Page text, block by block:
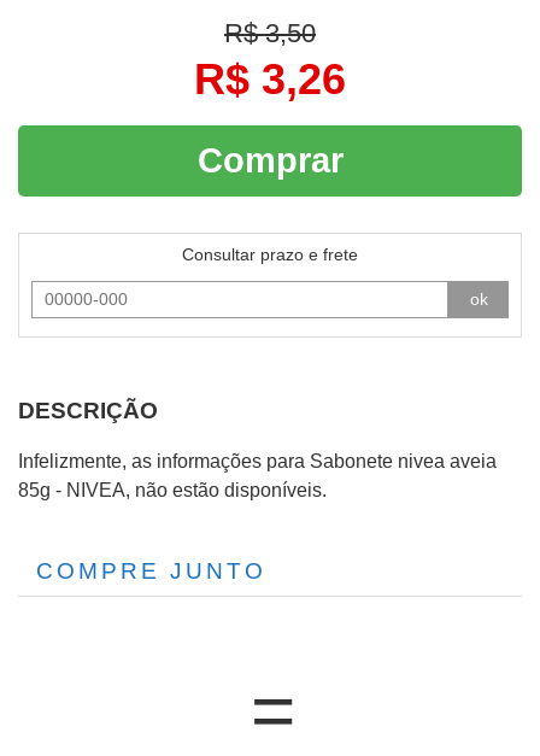
R$ 3,50
R$ 3,26
Comprar
Consultar prazo e frete
ok
DESCRIÇÃO
Infelizmente, as informações para Sabonete nivea aveia
85g - NIVEA, não estão disponíveis.
COMPRE JUNTO